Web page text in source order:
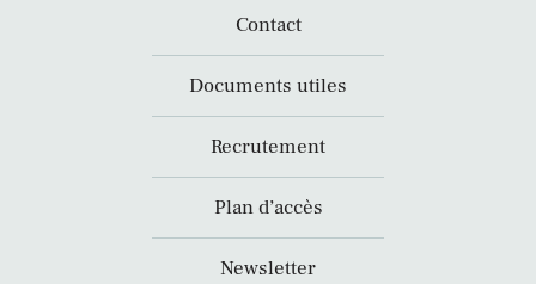
Contact
Documents utiles
Recrutement
Plan d’accès
Newsletter